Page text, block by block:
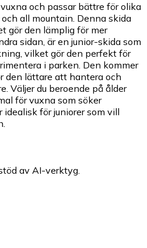
och passar bättre för olika
all mountain. Denna skida
gör den lämplig för mer
sidan, är en junior-skida som
vilket gör den perfekt för
i parken. Den kommer
den lättare att hantera och
Väljer du beroende på ålder
för vuxna som söker
för juniorer som vill
av AI-verktyg.